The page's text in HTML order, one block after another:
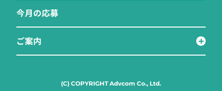
今月の応募
ご案内
(C) COPYRIGHT Advcom Co., Ltd.